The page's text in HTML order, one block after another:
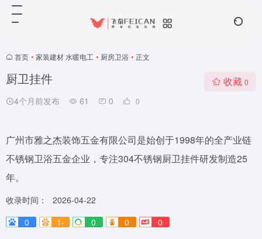
首页 • 家装建材 水暖电工 • 厨房卫浴 • 正文
厨卫挂件
4个月前发布 61 0 0
收藏 0
广州市雅之杰装饰五金有限公司是始创于1998年的全产业链
不锈钢卫浴五金企业，专注304不锈钢厨卫挂件研发制造25
年。
收录时间：
2026-04-22
0
1- 0 0 0